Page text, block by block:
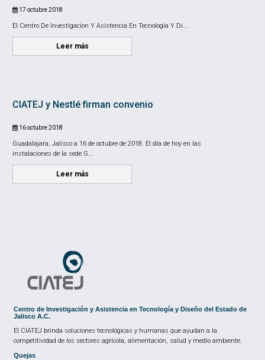
17 octubre 2018
El Centro De Investigacion Y Asistencia En Tecnología Y Di...
Leer más
CIATEJ y Nestlé firman convenio
16 octubre 2018
Guadalajara, Jalisco a 16 de octubre de 2018. El día de hoy en las
instalaciones de la sede G...
Leer más
Centro de Investigación y Asistencia en Tecnología y Diseño del Estado de
Jalisco A.C.
El CIATEJ brinda soluciones tecnológicas y humanas que ayudan a la
competitividad de los sectores agrícola, alimentación, salud y medio ambiente.
Quejas